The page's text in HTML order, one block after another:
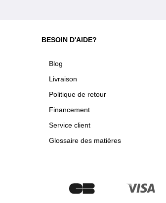
BESOIN D'AIDE?
Blog
Livraison
Politique de retour
Financement
Service client
Glossaire des matières